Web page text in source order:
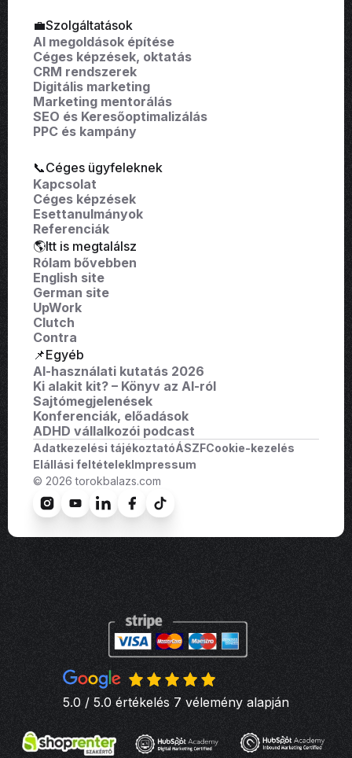
💼Szolgáltatások
AI megoldások építése
Céges képzések, oktatás
CRM rendszerek
Digitális marketing
Marketing mentorálás
SEO és Keresőoptimalizálás
PPC és kampány
📞Céges ügyfeleknek
Kapcsolat
Céges képzések
Esettanulmányok
Referenciák
🌎Itt is megtalálsz
Rólam bővebben
English site
German site
UpWork
Clutch
Contra
📌Egyéb
AI-használati kutatás 2026
Ki alakit kit? – Könyv az AI-ról
Sajtómegjelenések
Konferenciák, előadások
ADHD vállalkozói podcast
Adatkezelési tájékoztatóÁSZFCookie-kezelés
Elállási feltételekImpressum
© 2026 torokbalazs.com
5.0 / 5.0 értékelés 7 vélemény alapján